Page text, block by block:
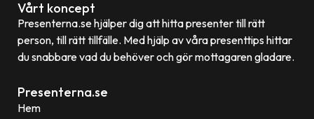
Vårt koncept
Presenterna.se hjälper dig att hitta presenter till rätt
person, till rätt tillfälle. Med hjälp av våra presenttips hittar
du snabbare vad du behöver och gör mottagaren gladare.
Presenterna.se
Hem